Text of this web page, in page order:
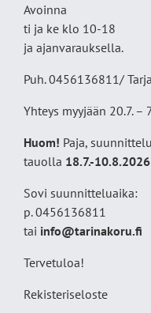
Avoinna
ti ja ke klo 10-18
ja ajanvarauksella.
Puh. 0456136811/ Tarja
Yhteys myyjään 20.7.
Huom! Paja,
tauolla 18.7.-10.8.2026
Sovi suunnitteluaika:
p. 0456136811
tai info@tarinakoru.fi
Tervetuloa!
Rekisteriseloste